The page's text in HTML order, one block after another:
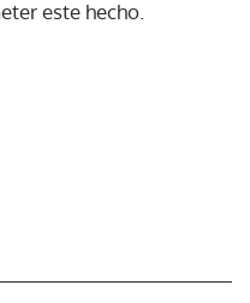
este hecho.